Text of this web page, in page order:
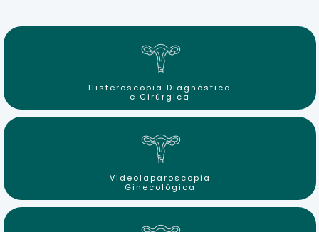
Histeroscopia Diagnóstica
e Cirúrgica
Videolaparoscopia
Ginecológica